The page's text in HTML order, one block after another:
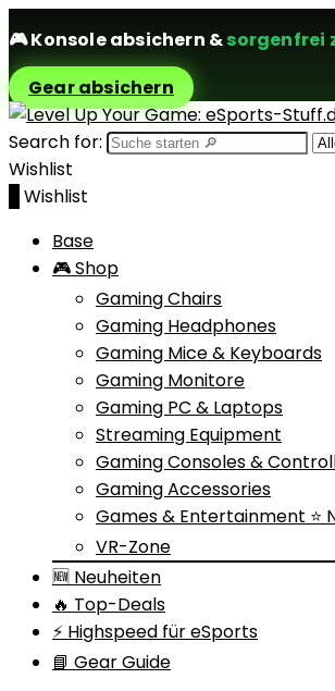
🎮Konsole absichern &sorgenfrei
Gear absichern
Search for:
Wishlist
Wishlist
Base
🎮 Shop
Gaming Chairs
Gaming Headphones
Gaming Mice & Keyboards
Gaming Monitore
Gaming PC & Laptops
Streaming Equipment
Gaming Consoles &
Gaming Accessories
Games & Entertainment ⭐
VR-Zone
🆕 Neuheiten
🔥 Top-Deals
⚡ Highspeed für eSports
📘 Gear Guide